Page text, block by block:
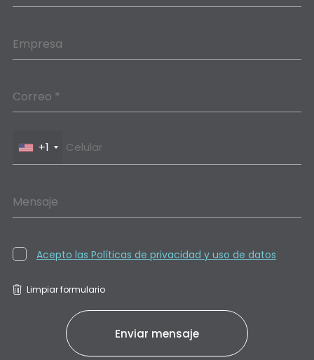
Empresa
Correo *
+1
Mensaje
Acepto las Políticas de privacidad y uso de datos
Limpiar formulario